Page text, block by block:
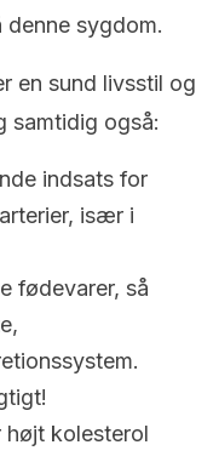
sygdom.
en sund livsstil og
samtidig også:
indsats for
især i
fødevarer, så
kolesterol